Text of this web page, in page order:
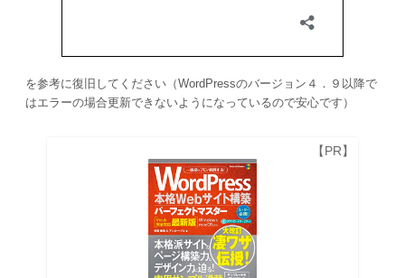
を参考に復旧してください（WordPressのバージョン４．９以降で
はエラーの場合更新できないようになっているので安心です）